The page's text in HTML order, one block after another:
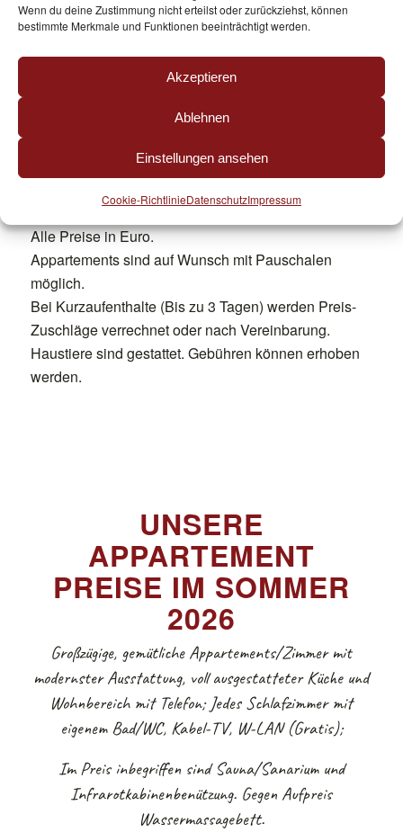
Wenn du deine Zustimmung nicht erteilst oder zurückziehst, können
bestimmte Merkmale und Funktionen beeinträchtigt werden.
Akzeptieren
Ablehnen
Einstellungen ansehen
Cookie-RichtlinieDatenschutzImpressum
Frühstück (Wochenpreis) – Erwachsene 104,- /
Abendmenü – Erwachsene 27,- / Kind 17,-
Inanspruchnahme einer Kinderportion.
Alle Preise in Euro.
Appartements sind auf Wunsch mit Pauschalen
möglich.
Bei Kurzaufenthalte (Bis zu 3 Tagen) werden Preis-
Zuschläge verrechnet oder nach Vereinbarung.
Haustiere sind gestattet. Gebühren können erhoben
werden.
UNSERE
APPARTEMENT
PREISE IM SOMMER
2026
Großzügige, gemütliche Appartements/Zimmer mit
modernster Ausstattung, voll ausgestatteter Küche und
Wohnbereich mit Telefon; Jedes Schlafzimmer mit
eigenem Bad/WC, Kabel-TV, W-LAN (Gratis);
Im Preis inbegriffen sind Sauna/Sanarium und
Infrarotkabinenbenützung. Gegen Aufpreis
Wassermassagebett.